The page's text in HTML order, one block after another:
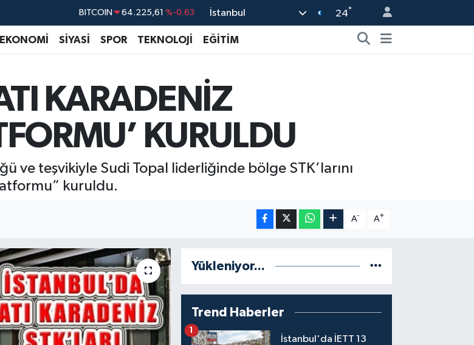
BITCOIN 64.225,61 %-0.63
GRAM ALTIN 6510.40 %0.45
İstanbul 24°
EKONOMİ SİYASİ SPOR TEKNOLOJİ EĞİTİM
KARADENİZ
KURULDU
ve teşvikiyle Sudi Topal liderliğinde bölge STK’larını
kuruldu.
A- A+
Yükleniyor...
Trend Haberler
İstanbul'da İETT 13
1